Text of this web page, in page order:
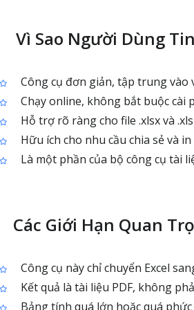
Vì Sao Người Dùng
Công cụ đơn giản, tập trung vào
Chạy online, không bắt buộc cài
Hỗ trợ rõ ràng cho file .xlsx và .xls
Hữu ích cho nhu cầu chia sẻ và
Là một phần của bộ công cụ tài
Các Giới Hạn Quan
Công cụ này chỉ chuyển Excel
Kết quả là tài liệu PDF, không
Bảng tính quá lớn hoặc quá